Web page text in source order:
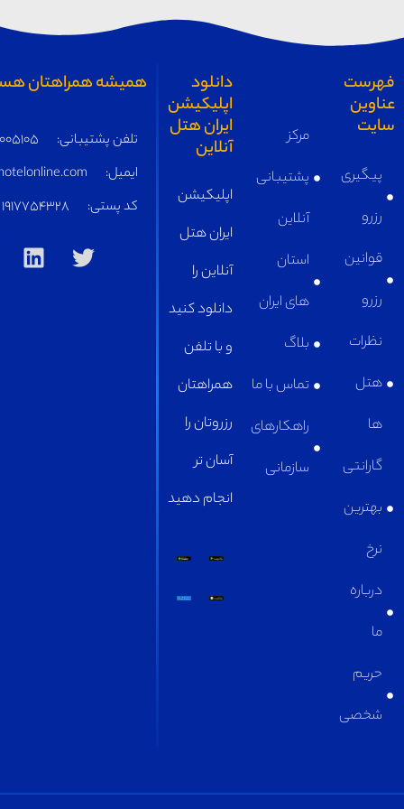
مرکز
پشتیبانی
آنلاین
استان
های ایران
بلاگ
تماس با ما
راهکارهای
سازمانی
ایران هتل
آنلاین
ایران هتل
آنلاین را
دانلود کنید
و با تلفن
همراهتان
رزروتان را
آسان تر
همیشه همراهتان هستیم
تلفن پشتیبانی:
05191005105
supply@iranhotelonline.com
کد پستی:
1917754328